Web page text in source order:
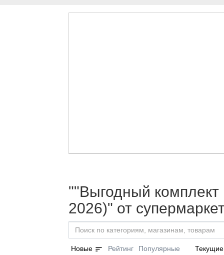
""Выгодный
2026)" от
Новые sort Рейтинг Популярные Текущие